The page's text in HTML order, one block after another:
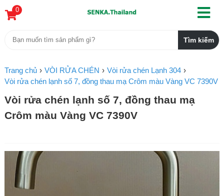
0
Trang chủ VÒI RỬA CHÉN
Vòi rửa chén Lạnh 304
Vòi rửa chén lạnh số 7, đồng thau mạ Crôm màu Vàng VC 7390V
Vòi rửa chén lạnh số 7, đồng thau mạ
Crôm màu Vàng VC 7390V